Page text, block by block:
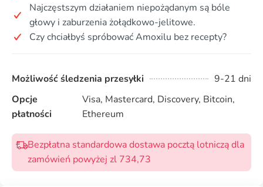
Najczęstszym działaniem niepożądanym są bóle
głowy i zaburzenia żołądkowo-jelitowe.
Czy chciałbyś spróbować Amoxilu bez recepty?
Możliwość śledzenia przesyłki
9-21 dni
Opcje
płatności
Visa, Mastercard, Discovery, Bitcoin,
Ethereum
Bezpłatna standardowa dostawa pocztą lotniczą dla
zamówień powyżej zl 734,73